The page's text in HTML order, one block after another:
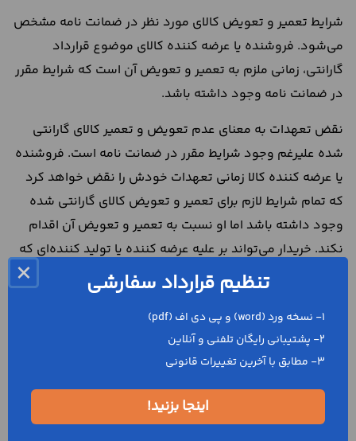
شرایط تعمیر و تعویض کالای مورد نظر در ضمانت نامه مشخص
می‌شود. فروشنده یا عرضه کننده کالای موضوع قرارداد
گارانتی، زمانی ملزم به تعمیر و تعویض آن است که شرایط مقرر
در ضمانت نامه وجود داشته باشد.
نقض تعهدات به معنای عدم تعویض و تعمیر کالای گارانتی
شده علیرغم وجود شرایط مقرر در ضمانت نامه است. فروشنده
یا عرضه کننده کالا زمانی تعهدات خودش را نقض خواهد کرد
که تمام شرایط لازم برای تعمیر و تعویض کالای گارانتی شده
وجود داشته باشد اما او نسبت به تعمیر و تعویض آن اقدام
نکند. خریدار می‌تواند بر علیه عرضه کننده یا تولید کننده‌ای که
تعهدات قرارداد را نقض کرده است در مراجع قضایی طرع دعوا
کند و الزام قانونی او نسبت به تعمیر یا تعویض کالای گارانتی
شده را بخواهد.
برخی موارد الزام قانونی عرضه کننده یا تولید کننده کالای
نمی‌شود. در این حالت، خریدار خودش نسبت به تعمیر یا
تعویض کالا اقدام می‌کند. به این ترتیب، خریدار می‌تواند هزینه
× تنظیم قرارداد سفارشی
1- نسخه ورد (word) و پی دی اف (pdf)
2- پشتیبانی رایگان تلفنی و آنلاین
3- مطابق با آخرین تغییرات قانونی
اینجا بزنید!